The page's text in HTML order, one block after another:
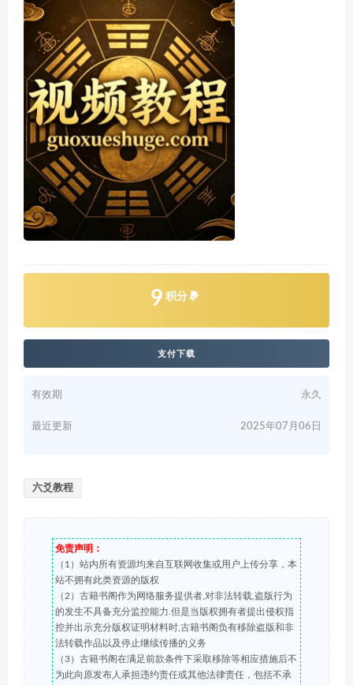
9 积分
支付下载
有效期 永久
最近更新 2025年07月06日
六爻教程
免责声明：
（1）站内所有资源均来自互联网收集或用户上传分享，本
站不拥有此类资源的版权
（2）古籍书阁作为网络服务提供者,对非法转载,盗版行为
的发生不具备充分监控能力.但是当版权拥有者提出侵权指
控并出示充分版权证明材料时,古籍书阁负有移除盗版和非
法转载作品以及停止继续传播的义务
（3）古籍书阁在满足前款条件下采取移除等相应措施后不
为此向原发布人承担违约责任或其他法律责任，包括不承